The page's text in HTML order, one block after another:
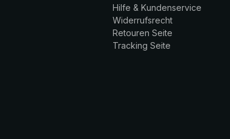
Hilfe & Kundenservice
Widerrufsrecht
Retouren Seite
Tracking Seite